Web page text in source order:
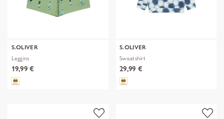
S.OLIVER
Leggins
19,99 €
S.OLIVER
Sweatshirt
29,99 €